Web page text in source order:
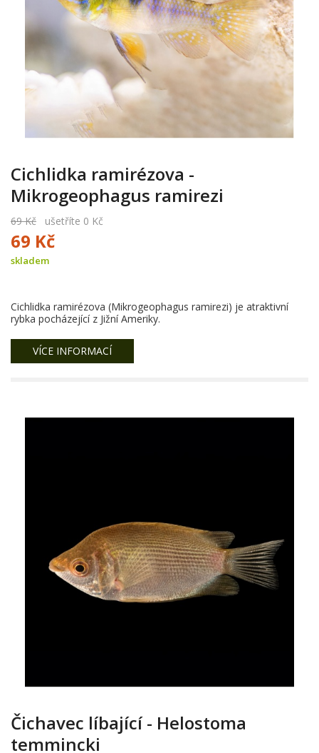
Cichlidka ramirézova -
Mikrogeophagus ramirezi
69 Kč ušetříte 0 Kč
69 Kč
skladem
Cichlidka ramirézova (Mikrogeophagus ramirezi) je atraktivní
rybka pocházející z Jižní Ameriky.
VÍCE INFORMACÍ
Čichavec líbající - Helostoma
temmincki